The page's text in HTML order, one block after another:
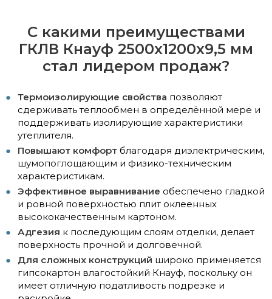
С какими преимуществами
ГКЛВ Кнауф 2500x1200x9,5 мм
стал лидером продаж?
Термоизолирующие свойства позволяют
сдерживать теплообмен в определённой мере и
поддерживать изолирующие характеристики
утеплителя.
Повышают комфорт благодаря диэлектрическим,
шумопоглощающим и физико-техническим
характеристикам.
Эффективное выравнивание обеспечено гладкой
и ровной поверхностью плит оклеенных
высококачественным картоном.
Адгезия к последующим слоям отделки, делает
поверхность прочной и долговечной.
Для сложных конструкций широко применяется
гипсокартон влагостойкий Кнауф, поскольку он
имеет отличную податливость подрезке и